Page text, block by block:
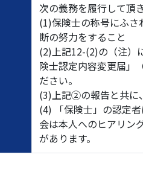
次の義務を履行して頂き
(1)保険士の称号にふさ
断の努力をすること
(2)上記12-(2)の（注）に
険士認定内容変更届」（
ださい。
(3)上記②の報告と共に、
(4) 「保険士」の認定者
会は本人へのヒアリング
があります。